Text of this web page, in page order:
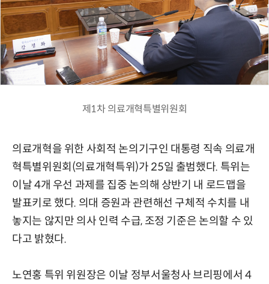
제1차 의료개혁특별위원회
의료개혁을 위한 사회적 논의기구인 대통령 직속 의료개
혁특별위원회(의료개혁특위)가 25일 출범했다. 특위는
이날 4개 우선 과제를 집중 논의해 상반기 내 로드맵을
발표키로 했다. 의대 증원과 관련해선 구체적 수치를 내
놓지는 않지만 의사 인력 수급, 조정 기준은 논의할 수 있
다고 밝혔다.
노연홍 특위 위원장은 이날 정부서울청사 브리핑에서 4